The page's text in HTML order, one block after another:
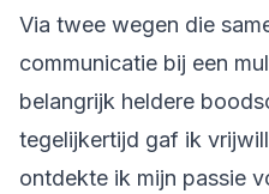
Via twee wegen die
communicatie bij een
belangrijk heldere
tegelijkertijd gaf ik
ontdekte ik mijn passie